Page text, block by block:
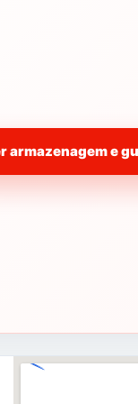
Teremos
necessária e
funcionários.
armazenagem e